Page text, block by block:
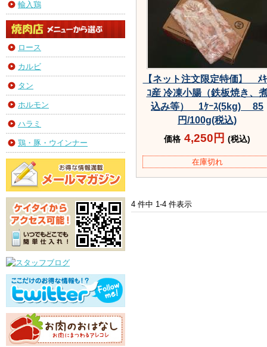
輸入鶏
ロース
カルビ
タン
ホルモン
ハラミ
鶏・豚・ウインナー
【ネット注文限定特価】 ﾒ
ｺ産 冷凍小腸（鉄板焼き、
込み等） 1ｹｰｽ(5kg) 85
円/100g(税込)
価格 4,250円 (税込)
在庫切れ
4 件中 1-4 件表示